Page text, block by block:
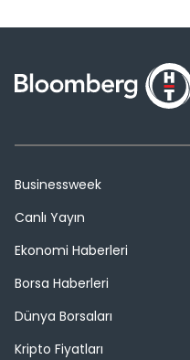
Businessweek
Canlı Yayın
Ekonomi Haberleri
Borsa Haberleri
Dünya Borsaları
Kripto Fiyatları